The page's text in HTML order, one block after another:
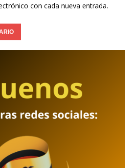
con cada nueva entrada.